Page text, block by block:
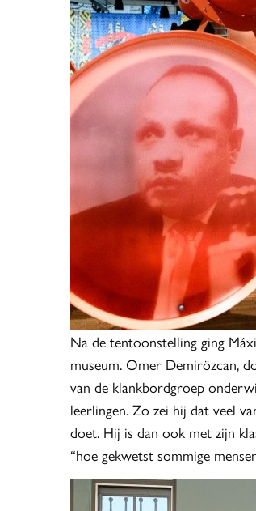
Na de tentoonstelling ging
museum. Omer Demirözcan,
van de klankbordgroep
leerlingen. Zo zei hij dat veel
doet. Hij is dan ook met zijn
“hoe gekwetst sommige